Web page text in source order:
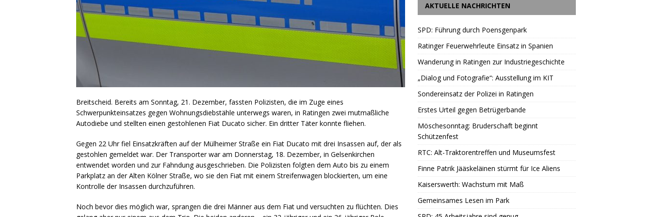
Breitscheid. Bereits am Sonntag, 21. Dezember, fassten Polizisten, die im Zuge eines
Schwerpunkteinsatzes gegen Wohnungsdiebstähle unterwegs waren, in Ratingen zwei mutmaßliche
Autodiebe und stellten einen gestohlenen Fiat Ducato sicher. Ein dritter Täter konnte fliehen.
Gegen 22 Uhr fiel Einsatzkräften auf der Mülheimer Straße ein Fiat Ducato mit drei Insassen auf, der als
gestohlen gemeldet war. Der Transporter war am Donnerstag, 18. Dezember, in Gelsenkirchen
entwendet worden und zur Fahndung ausgeschrieben. Die Polizisten folgten dem Auto bis zu einem
Parkplatz an der Alten Kölner Straße, wo sie den Fiat mit einem Streifenwagen blockierten, um eine
Kontrolle der Insassen durchzuführen.
Noch bevor dies möglich war, sprangen die drei Männer aus dem Fiat und versuchten zu flüchten. Dies
AKTUELLE NACHRICHTEN
SPD: Führung durch Poensgenpark
Ratinger Feuerwehrleute Einsatz in Spanien
Wanderung in Ratingen zur Industriegeschichte
„Dialog und Fotografie“: Ausstellung im KIT
Sondereinsatz der Polizei in Ratingen
Erstes Urteil gegen Betrügerbande
Möschesonntag: Bruderschaft beginnt
Schützenfest
RTC: Alt-Traktorentreffen und Museumsfest
Finne Patrik Jääskeläinen stürmt für Ice Aliens
Kaiserswerth: Wachstum mit Maß
Gemeinsames Lesen im Park